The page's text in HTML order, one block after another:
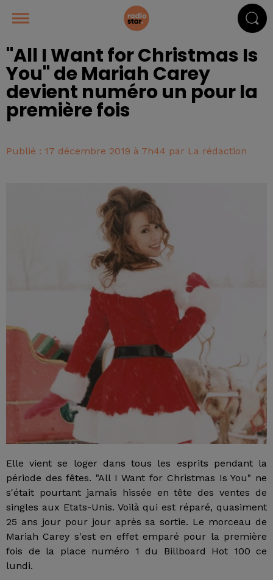
"All I Want for Christmas Is
You" de Mariah Carey
devient numéro un pour la
première fois
Publié : 17 décembre 2019 à 7h44 par La rédaction
Elle vient se loger dans tous les esprits pendant la
période des fêtes. "All I Want for Christmas Is You" ne
s'était pourtant jamais hissée en tête des ventes de
singles aux Etats-Unis. Voilà qui est réparé, quasiment
25 ans jour pour jour après sa sortie. Le morceau de
Mariah Carey s'est en effet emparé pour la première
fois de la place numéro 1 du Billboard Hot 100 ce
lundi.